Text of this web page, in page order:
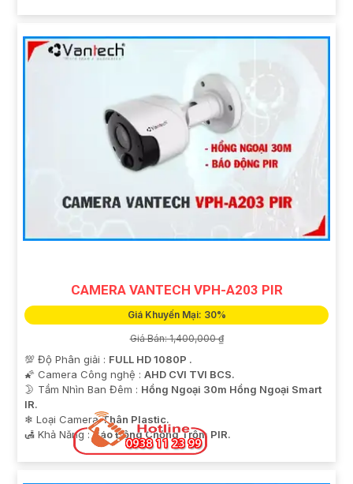
CAMERA VANTECH VPH-A203 PIR
Giá Khuyến Mại: 30%
Giá Bán: 1,400,000 ₫
💯 Độ Phân giải : FULL HD 1080P .
🌠 Camera Công nghệ : AHD CVI TVI BCS.
🌛 Tầm Nhìn Ban Đêm : Hồng Ngoại 30m Hồng Ngoại Smart
IR.
❄ Loại CameraThân Plastic.
️🛃 Khả Năng :Báo Động Chống Trộm PIR.